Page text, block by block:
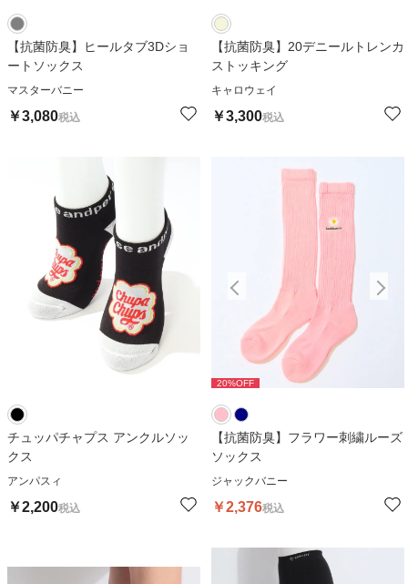
【抗菌防臭】ヒールタブ3Dショ
ートソックス
マスターバニー
￥3,080税込
【抗菌防臭】20デニールトレンカ
ストッキング
キャロウェイ
￥3,300税込
チュッパチャプス アンクルソッ
クス
アンパスィ
￥2,200税込
20%OFF
【抗菌防臭】フラワー刺繍ルーズ
ソックス
ジャックバニー
￥2,376税込